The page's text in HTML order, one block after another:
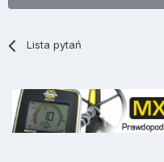
Lista pytań